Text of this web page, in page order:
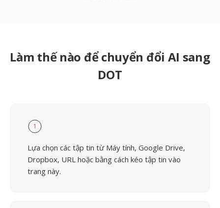
Làm thế nào để chuyển đổi AI sang
DOT
1
Lựa chọn các tập tin từ Máy tính, Google Drive,
Dropbox, URL hoặc bằng cách kéo tập tin vào
trang này.